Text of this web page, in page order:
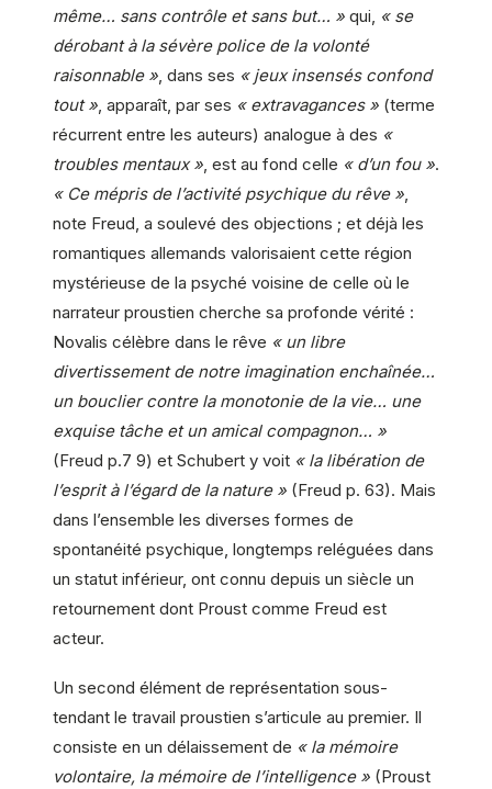
même… sans contrôle et sans but… » qui, « se
dérobant à la sévère police de la volonté
raisonnable » , dans ses « jeux insensés confond
tout » , apparaît, par ses « extravagances » (terme
récurrent entre les auteurs) analogue à des «
troubles mentaux » , est au fond celle « d’un fou ».
« Ce mépris de l’activité psychique du rêve »
note Freud, a soulevé des objections ; et déjà les
romantiques allemands valorisaient cette région
mystérieuse de la psyché voisine de celle où le
narrateur proustien cherche sa profonde vérité :
Novalis célèbre dans le rêve « un libre
divertissement de notre imagination enchaînée…
un bouclier contre la monotonie de la vie… une
exquise tâche et un amical compagnon… »
(Freud p.7 9) et Schubert y voit « la libération de
l’esprit à l’égard de la nature » (Freud p. 63). Mais
dans l’ensemble les diverses formes de
spontanéité psychique, longtemps reléguées dans
un statut inférieur, ont connu depuis un siècle un
retournement dont Proust comme Freud est
acteur.
Un second élément de représentation sous-
tendant le travail proustien s’articule au premier. Il
consiste en un délaissement de « la mémoire
volontaire, la mémoire de l’intelligence » (Proust